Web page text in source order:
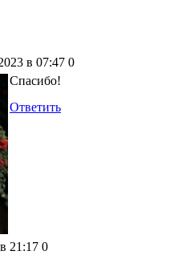
в 07:47 0
Спасибо!
Ответить
21:17 0